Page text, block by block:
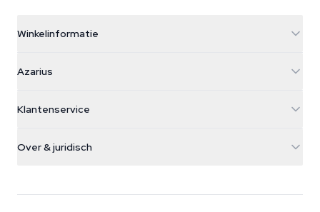
Winkelinformatie
Galvaniweg 11
Nederland
+31(0)204897914
Azarius
Smokeshop
Klantenservice
Retourbeleid
Over & juridisch
Wiki